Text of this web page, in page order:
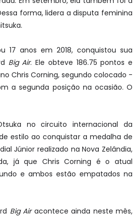
forma, lidera a disputa feminina
17 anos em 2018, conquistou sua
Big Air. Ele obteve 186.75 pontos e
Chris Corning, segundo colocado -
a segunda posição na ocasião. O
no circuito internacional da
estilo ao conquistar a medalha de
Júnior realizado na Nova Zelândia,
já que Chris Corning é o atual
e ambos estão empatados na
Big Airacontece ainda neste mês,